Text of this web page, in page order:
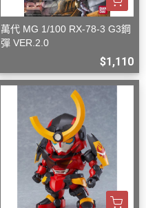
萬代 MG 1/100 RX-78-3 G3鋼
彈 VER.2.0
$1,110